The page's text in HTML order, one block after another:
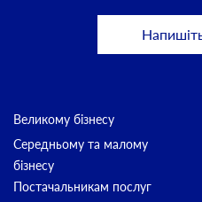
Великому бізнесу
Середньому та малому
бізнесу
Постачальникам послуг